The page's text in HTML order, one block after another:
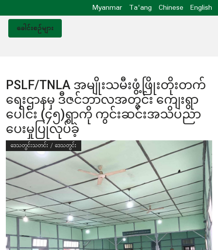
Myanmar Ta'ang Chinese
English
ခေါင်းစဥ်များ
PSLF/TNLA အမျိုးသမီးဖွံ့ဖြိုးတိုးတက်
ရေးဌာနမှ ဒီဇင်ဘာလအတွင်း ကျေးရွာ
ပေါင်း (၄၅)ရွာကို ကွင်းဆင်းအသိပညာ
ပေးမှုပြုလုပ်ခဲ့
ဒေသတွင်းသတင်း / ဒေသတွင်း